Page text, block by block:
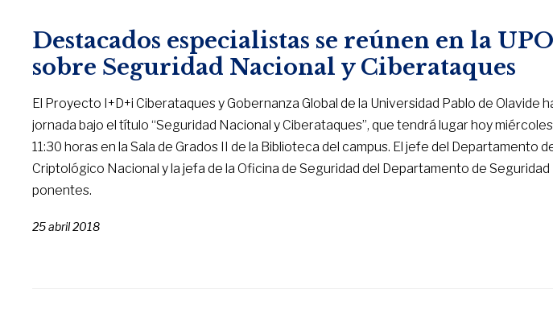
Destacados especialistas se reúnen en la
sobre Seguridad Nacional y Ciberataques
El Proyecto I+D+i Ciberataques y Gobernanza Global de la Universidad Pablo de Olavide
jornada bajo el título “Seguridad Nacional y Ciberataques”, que tendrá lugar hoy
11:30 horas en la Sala de Grados II de la Biblioteca del campus. El jefe del Departamento
Criptológico Nacional y la jefa de la Oficina de Seguridad del Departamento de
ponentes.
25 abril 2018